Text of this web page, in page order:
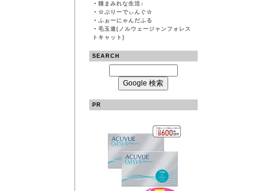
・ 猫まみれな生活♪
・ ☆ぶりーでぃんぐ☆
・ ふぉーにゃんだふる
・ 毛玉道(ノルウェージャンフォレス
トキャット)
SEARCH
PR